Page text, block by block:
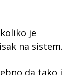
je
na sistem.
da tako i